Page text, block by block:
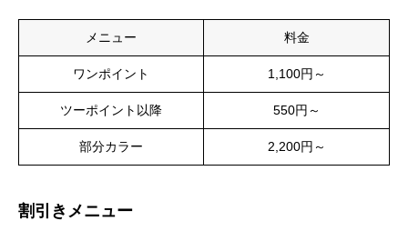
メニュー 料金
ワンポイント 1,100円～
ツーポイント以降 550円～
部分カラー 2,200円～
割引きメニュー